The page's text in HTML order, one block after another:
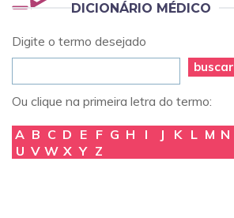
DICIONÁRIO MÉDICO
Digite o termo desejado
buscar
Ou clique na primeira letra do termo:
A B C D E F G H I J K L M N
U V W X Y Z